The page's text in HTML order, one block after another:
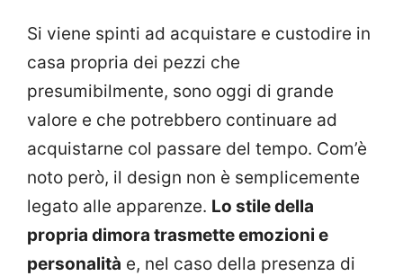
Si viene spinti ad acquistare e custodire in
casa propria dei pezzi che
presumibilmente, sono oggi di grande
valore e che potrebbero continuare ad
acquistarne col passare del tempo. Com’è
noto però, il design non è semplicemente
legato alle apparenze. Lo stile della
propria dimora trasmette emozioni e
personalità e, nel caso della presenza di